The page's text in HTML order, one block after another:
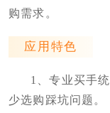
购需求。
应用特色
1、专业买手
少选购踩坑问题。